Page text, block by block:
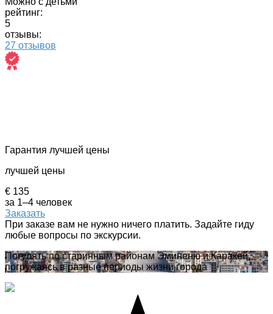
рейтинг:
5
отзывы:
27 отзывов
Гарантия лучшей цены
лучшей цены
€ 135
за 1–4 человек
Заказать
При заказе вам не нужно ничего платить. Задайте гиду
любые вопросы по экскурсии.
Погулять по старинным районам Эминеню и Каракей,
погружаясь в разные периоды жизни города